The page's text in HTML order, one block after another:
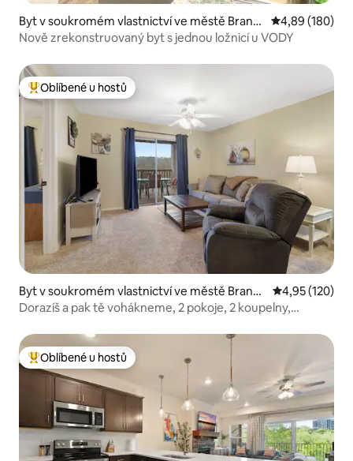
Byt v soukromém vlastnictví ve městě Brans
on
Průměrné
4,89 (180)
Nově zrekonstruovaný byt s jednou ložnicí u VODY
Nejlepší v kategorii Oblíbené u hostů
Oblíbené u hostů
Byt v soukromém vlastnictví ve městě Branso
n
Průměrné
4,95 (120)
Dorazíš a pak tě vohákneme, 2 pokoje, 2 koupelny,
Nejlepší v kategorii Oblíbené u hostů
Oblíbené u hostů